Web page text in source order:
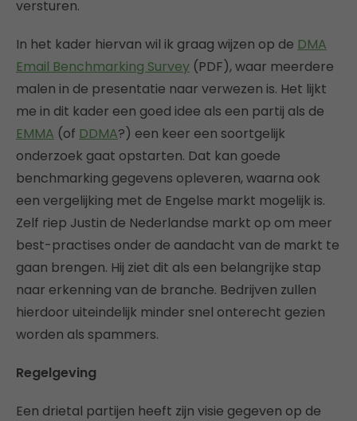
versturen.
In het kader hiervan wil ik graag wijzen op de DMA
Email Benchmarking Survey (PDF), waar meerdere
malen in de presentatie naar verwezen is. Het lijkt
me in dit kader een goed idee als een partij als de
EMMA (of DDMA?) een keer een soortgelijk
onderzoek gaat opstarten. Dat kan goede
benchmarking gegevens opleveren, waarna ook
een vergelijking met de Engelse markt mogelijk is.
Zelf riep Justin de Nederlandse markt op om meer
best-practises onder de aandacht van de markt te
gaan brengen. Hij ziet dit als een belangrijke stap
naar erkenning van de branche. Bedrijven zullen
hierdoor uiteindelijk minder snel onterecht gezien
worden als spammers.
Regelgeving
Een drietal partijen heeft zijn visie gegeven op de